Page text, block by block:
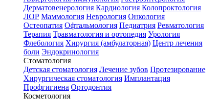
Дерматовенерология Кардиология Колопроктология
ЛОР Маммология Неврология Онкология
Остеопатия Офтальмология Педиатрия Ревматология
Терапия Травматология и ортопедия Урология
Флебология Хирургия (амбулаторная) Центр лечения
боли Эндокринология
Стоматология
Детская стоматология Лечение зубов Протезирование
Хирургическая стоматология Имплантация
Профгигиена Ортодонтия
Косметология